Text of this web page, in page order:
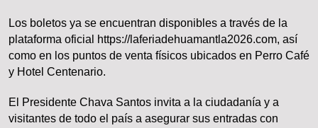
Los boletos ya se encuentran disponibles a través de la
plataforma oficial https://laferiadehuamantla2026.com, así
como en los puntos de venta físicos ubicados en Perro Café
y Hotel Centenario.
El Presidente Chava Santos invita a la ciudadanía y a
visitantes de todo el país a asegurar sus entradas con